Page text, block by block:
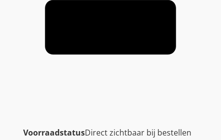
VoorraadstatusDirect zichtbaar bij bestellen